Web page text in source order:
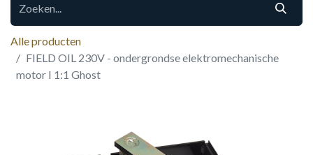
Alle producten
FIELD OIL 230V - ondergrondse elektromechanische
motor I 1:1 Ghost